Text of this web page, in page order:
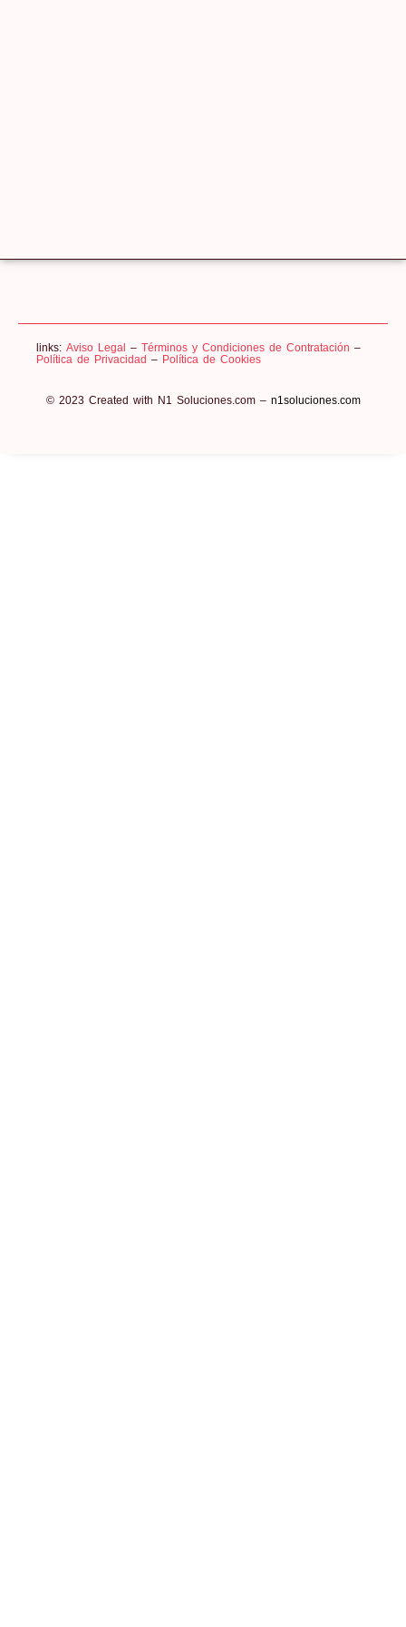
links: Aviso Legal – Términos y Condiciones de Contratación –
Política de Privacidad – Política de Cookies
© 2023 Created with N1 Soluciones.com – n1soluciones.com